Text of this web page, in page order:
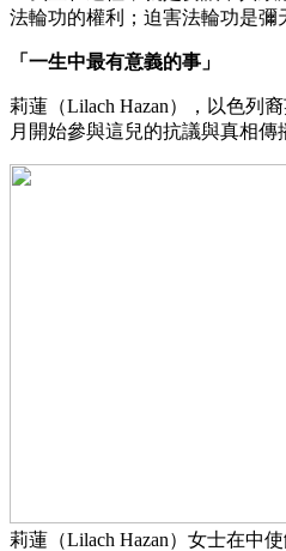
法輪功的權利；迫害法輪功是彌
「一生中最有意義的事」
莉蓮（Lilach Hazan），以色列
月開始參與這兒的抗議與真相傳
莉蓮（Lilach Hazan）女士在中